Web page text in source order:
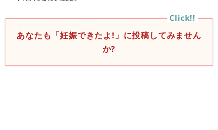
あなたも「妊娠できたよ!」に投稿してみません
か?